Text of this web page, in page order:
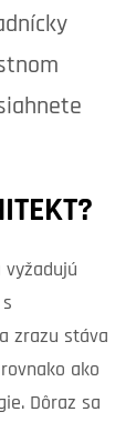
zrazu stáva
ako
Dôraz sa